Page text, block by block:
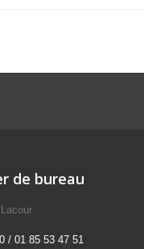
de bureau
/ 01 85 53 47 51